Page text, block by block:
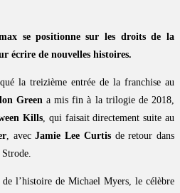
se positionne sur les droits de la
écrire de nouvelles histoires.
la treizième entrée de la franchise au
Greena mis fin à la trilogie de 2018,
Kills, qui faisait directement suite au
, avecJamie Lee Curtisde retour dans
l’histoire de Michael Myers, le célèbre